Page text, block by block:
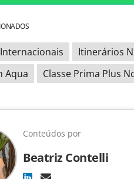
Itinerários
Aqua
Classe Prima Plus
Conteúdos por
Beatriz Contelli